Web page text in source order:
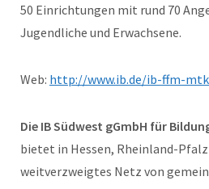
50 Einrichtungen mit rund 70
Jugendliche und Erwachsene.
Web: http://www.ib.de/ib-ffm-mtk
Die IB Südwest gGmbH für
bietet in Hessen, Rheinland-Pfalz
weitverzweigtes Netz von